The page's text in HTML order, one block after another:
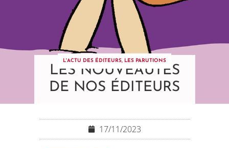
L'ACTU DES ÉDITEURS, LES PARUTIONS
LES NOUVEAUTÉS
DE NOS ÉDITEURS
17/11/2023